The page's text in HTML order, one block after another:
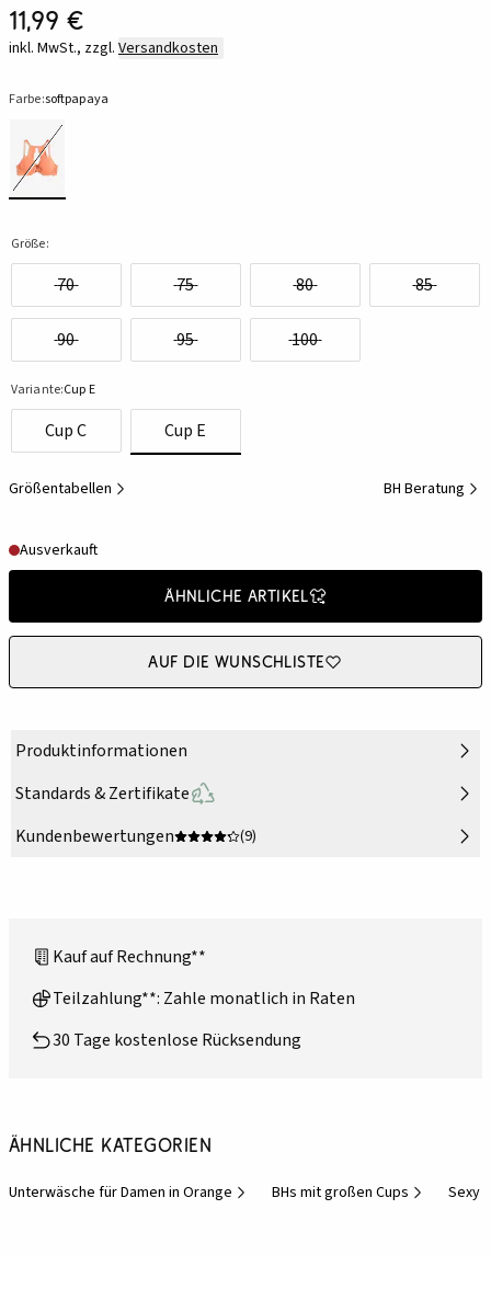
11,99 €
inkl. MwSt., zzgl. Versandkosten
Farbe:softpapaya
Größe:
70 75 80 85
90 95 100
Variante:Cup E
Cup C Cup E
Größentabellen BH Beratung
Ausverkauft
Ähnliche Artikel
Auf die Wunschliste
Produktinformationen
Standards & Zertifikate
Kundenbewertungen
(9)
Kauf auf Rechnung**
Teilzahlung**: Zahle monatlich in Raten
30 Tage kostenlose Rücksendung
Ähnliche Kategorien
Unterwäsche für Damen in Orange BHs mit großen Cups Sexy